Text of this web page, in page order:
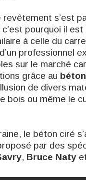
revêtement s’est
pourquoi il
à celle du
professionnel
sur le marché
grâce au
de divers
bois ou même le
le béton ciré
par des
, Bruce Naty